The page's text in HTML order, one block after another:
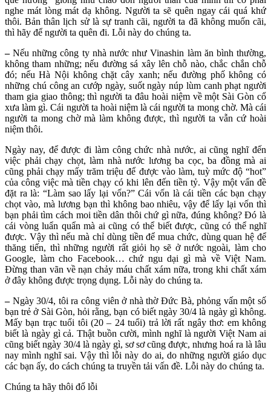
nghe mát lòng mát dạ không. Người ta sẽ quên ngay cái quá khứ
thôi. Bản thân lịch sử là sự tranh cãi, người ta đã không muốn cãi,
thì hãy để người ta quên đi. Lỗi này do chúng ta.
–Nếu những công ty nhà nước như Vinashin làm ăn bình thường,
không tham những; nếu đường sá xây lên chỗ nào, chắc chắn chỗ
đó; nếu Hà Nội không chặt cây xanh; nếu đường phố không có
những chú công an cướp ngày, suốt ngày núp lùm canh phạt người
tham gia giao thông; thì người ta đâu hoài niệm về một Sài Gòn cổ
xưa làm gì. Cái người ta hoài niệm là cái người ta mong chờ. Mà cái
người ta mong chờ mà làm không được, thì người ta vẫn cứ hoài
niệm thôi.
Ngày nay, để được đi làm công chức nhà nước, ai cũng nghĩ đến
việc phải chạy chọt, làm nhà nước lương ba cọc, ba đồng mà ai
cũng phải chạy mấy trăm triệu để được vào làm, tuỳ mức độ “hot”
của công việc mà tiền chạy có khi lên đến tiền tỷ. Vậy một vấn đề
đặt ra là: “Làm sao lấy lại vốn?” Cái vốn là cái tiền các bạn chạy
chọt vào, mà lương bạn thì không bao nhiêu, vậy để lấy lại vốn thì
bạn phải tìm cách moi tiền dân thôi chứ gì nữa, đúng không? Đó là
cái vòng luẩn quẩn mà ai cũng có thể biết được, cũng có thể nghĩ
được. Vậy thì nếu mà chỉ dùng tiền để mua chức, dùng quan hệ để
thăng tiến, thì những người rất giỏi họ sẽ ở nước ngoài, làm cho
Google, làm cho Facebook… chứ ngu dại gì mà về Việt Nam.
Đừng than vãn về nạn chảy máu chất xám nữa, trong khi chất xám
ở đây không được trọng dụng. Lỗi này do chúng ta.
–Ngày 30/4, tôi ra công viên ở nhà thờ Đức Bà, phỏng vấn một số
bạn trẻ ở Sài Gòn, hỏi rằng, bạn có biết ngày 30/4 là ngày gì không.
Mấy bạn trạc tuổi tôi (20 – 24 tuổi) trả lời rất ngây thơ: em không
biết là ngày gì cả. Thật buồn cười, mình nghĩ là người Việt Nam ai
cũng biết ngày 30/4 là ngày gì, sơ sơ cũng được, nhưng hoá ra là lâu
nay mình nghĩ sai. Vậy thì lỗi này do ai, do những người giáo dục
các bạn ấy, do cách chúng ta truyền tải vấn đề. Lỗi này do chúng ta.
Chúng ta hãy thôi đổ lỗi